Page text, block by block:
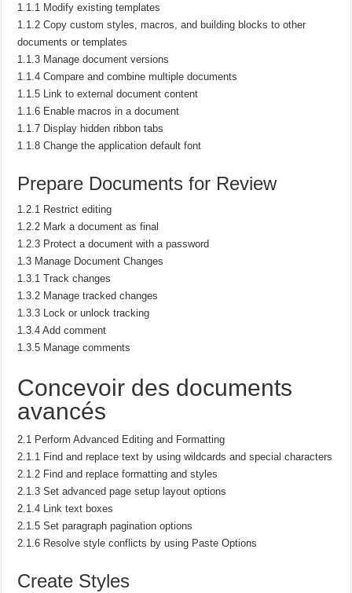
1.1.1 Modify existing templates
1.1.2 Copy custom styles, macros, and building blocks to other
documents or templates
1.1.3 Manage document versions
1.1.4 Compare and combine multiple documents
1.1.5 Link to external document content
1.1.6 Enable macros in a document
1.1.7 Display hidden ribbon tabs
1.1.8 Change the application default font
Prepare Documents for Review
1.2.1 Restrict editing
1.2.2 Mark a document as final
1.2.3 Protect a document with a password
1.3 Manage Document Changes
1.3.1 Track changes
1.3.2 Manage tracked changes
1.3.3 Lock or unlock tracking
1.3.4 Add comment
1.3.5 Manage comments
Concevoir des documents
avancés
2.1 Perform Advanced Editing and Formatting
2.1.1 Find and replace text by using wildcards and special characters
2.1.2 Find and replace formatting and styles
2.1.3 Set advanced page setup layout options
2.1.4 Link text boxes
2.1.5 Set paragraph pagination options
2.1.6 Resolve style conflicts by using Paste Options
Create Styles